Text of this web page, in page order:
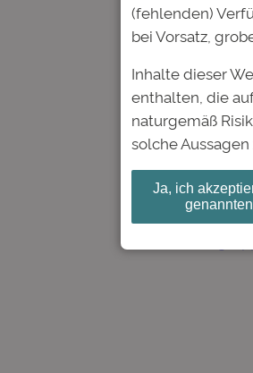
←
Bildung
(fehlenden)
bei Vorsatz,
Inhalte dieser
enthalten, die
naturgemäß
solche
Ja, ich